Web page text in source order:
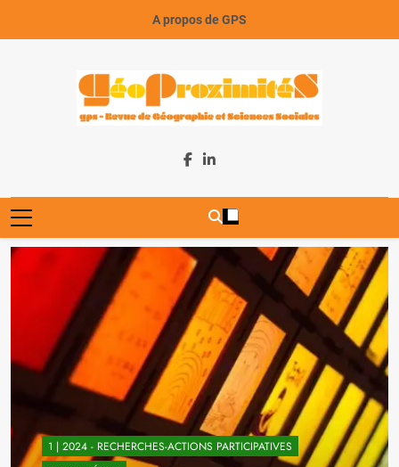
A propos de GPS
GeoProximiteS
1 | 2024 - RECHERCHES-ACTIONS PARTICIPATIVES